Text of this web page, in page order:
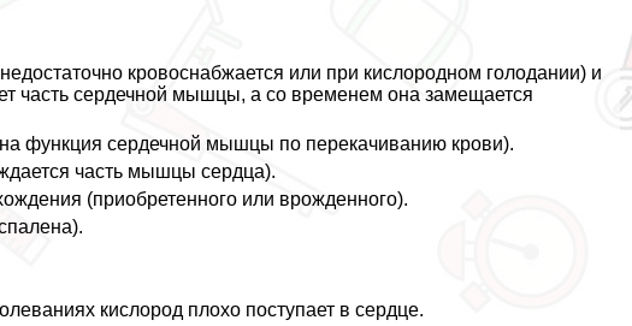
кровоснабжается или при кислородном голодании) и
часть сердечной мышцы, а со временем она замещается
функция сердечной мышцы по перекачиванию крови).
часть мышцы сердца).
(приобретенного или врожденного).
кислород плохо поступает в сердце.